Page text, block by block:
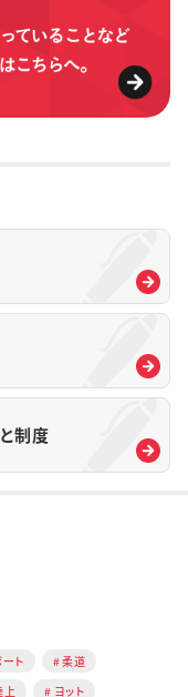
制度
ト
柔道
上 ヨット